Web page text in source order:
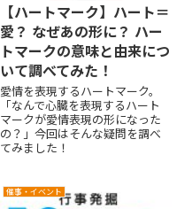
【ハートマーク】ハート＝
愛？ なぜあの形に？ ハー
トマークの意味と由来につ
いて調べてみた！
愛情を表現するハートマーク。
「なんで心臓を表現するハート
マークが愛情表現の形になった
の？」今回はそんな疑問を調べ
てみました！
催事・イベント